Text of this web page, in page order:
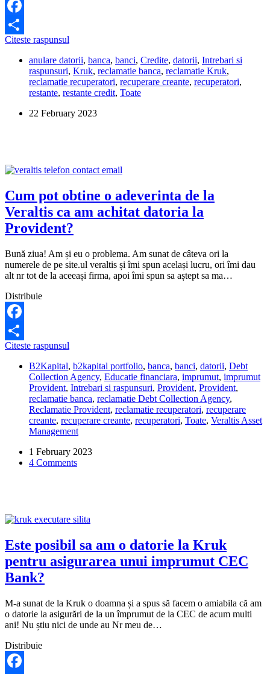
Facebook
Share
Citeste raspunsul
din
datorie
pot
negocia
Kruk,
anulare datorii, banca, banci, Credite, datorii, Intrebari si
raspunsuri, Kruk, reclamatie banca, reclamatie Kruk,
reclamatie recuperatori, recuperare creante, recuperatori,
restante, restante credit, Toate
22 February 2023
Cum pot obtine o adeverinta de la
Veraltis ca am achitat datoria la
Provident?
Bună ziua! Am și eu o problema. Am sunat de câteva ori la
numerele de pe site.ul veraltis și îmi spun același lucru, ori îmi dau
alt nr tot de la aceeași firma, apoi îmi spun sa aștept sa ma…
Distribuie
Facebook
Share
Citeste raspunsul
obtine
o
adeverinta
de
la
Veraltis
ca
achitat
datoria
B2Kapital, b2kapital portfolio, banca, banci, datorii, Debt
Collection Agency, Educatie financiara, imprumut, imprumut
Provident, Intrebari si raspunsuri, Provident, Provident,
reclamatie banca, reclamatie Debt Collection Agency,
Reclamatie Provident, reclamatie recuperatori, recuperare
creante, recuperare creante, recuperatori, Toate, Veraltis Asset
Management
1 February 2023
4 Comments
Este posibil sa am o datorie la Kruk
pentru asigurarea unui imprumut CEC
Bank?
M-a sunat de la Kruk o doamna și a spus să facem o amiabila că am
o datorie la asigurări de la un împrumut de la CEC de acum multi
ani! Nu știu nici de unde au Nr meu de…
Distribuie